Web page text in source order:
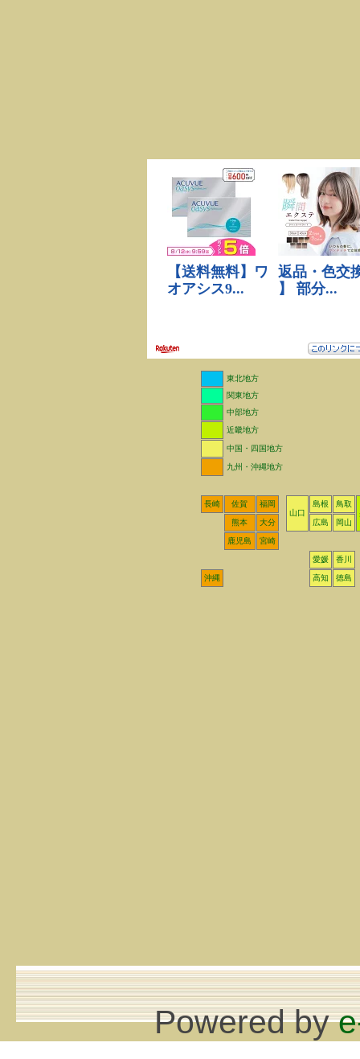
東北地方
関東地方
中部地方
近畿地方
中国・四国地方
九州・沖縄地方
長崎 佐賀
福岡
山口
島根
鳥取
熊本
大分 広島 岡山
鹿児島 宮崎
愛媛 香川
沖縄 高知 徳島
Powered by